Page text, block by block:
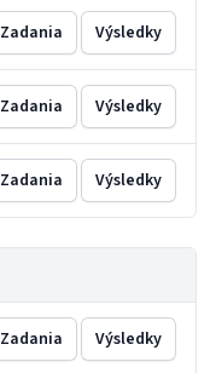
Zadania Výsledky
Zadania Výsledky
Zadania Výsledky
Zadania Výsledky